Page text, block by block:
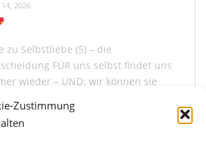
Zustimmung
2026
zu Selbstliebe (5) – die
FÜR uns selbst findet uns
wieder – UND: wir können sie
2026